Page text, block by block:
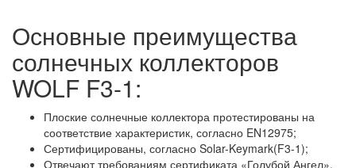
Основные преимущества
солнечных коллекторов
WOLF F3-1:
Плоские солнечные коллектора протестированы на
соответствие характеристик, согласно EN12975;
Сертифицированы, согласно Solar-Keymark(F3-1);
Отвечают требованиям сертификата «Голубой Ангел»,